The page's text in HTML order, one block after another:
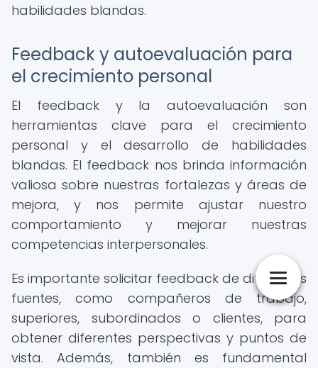
habilidades blandas.
Feedback y autoevaluación para
el crecimiento personal
El feedback y la autoevaluación son
herramientas clave para el crecimiento
personal y el desarrollo de habilidades
blandas. El feedback nos brinda información
valiosa sobre nuestras fortalezas y áreas de
mejora, y nos permite ajustar nuestro
comportamiento y mejorar nuestras
competencias interpersonales.
Es importante solicitar feedback de diferentes
fuentes, como compañeros de trabajo,
superiores, subordinados o clientes, para
obtener diferentes perspectivas y puntos de
vista. Además, también es fundamental